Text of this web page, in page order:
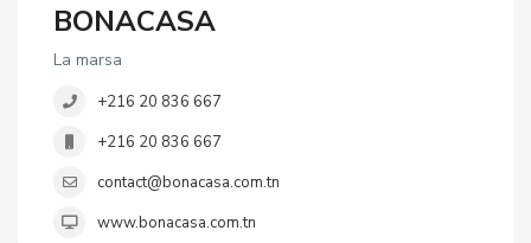
BONACASA
La marsa
+216 20 836 667
+216 20 836 667
contact@bonacasa.com.tn
www.bonacasa.com.tn